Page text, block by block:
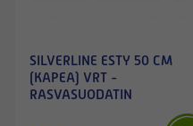
SILVERLINE ESTY 50 CM
(KAPEA) VRT -
RASVASUODATIN